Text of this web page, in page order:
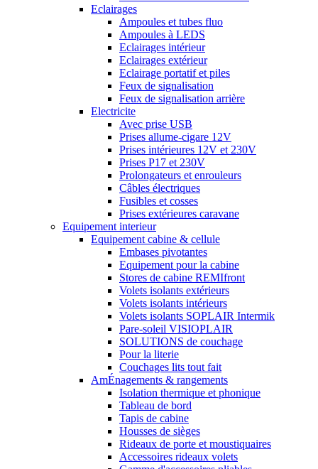
Eclairages
Ampoules et tubes fluo
Ampoules à LEDS
Eclairages intérieur
Eclairages extérieur
Eclairage portatif et piles
Feux de signalisation
Feux de signalisation arrière
Electricite
Avec prise USB
Prises allume-cigare 12V
Prises intérieures 12V et 230V
Prises P17 et 230V
Prolongateurs et enrouleurs
Câbles électriques
Fusibles et cosses
Prises extérieures caravane
Equipement interieur
Equipement cabine & cellule
Embases pivotantes
Equipement pour la cabine
Stores de cabine REMIfront
Volets isolants extérieurs
Volets isolants intérieurs
Volets isolants SOPLAIR Intermik
Pare-soleil VISIOPLAIR
SOLUTIONS de couchage
Pour la literie
Couchages lits tout fait
AmÉnagements & rangements
Isolation thermique et phonique
Tableau de bord
Tapis de cabine
Housses de sièges
Rideaux de porte et moustiquaires
Accessoires rideaux volets